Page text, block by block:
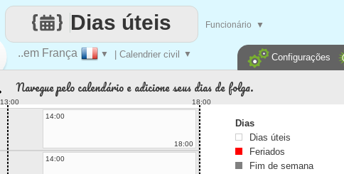
..em França ▼ | Calendrier civil ▼
Dias úteis Funcionário ▼
Configurações
Navegue pelo calendário e adicione seus dias de folga.
13:00 18:00
14:00
18:00
14:00
Dias
Dias úteis
Feriados
Fim de semana